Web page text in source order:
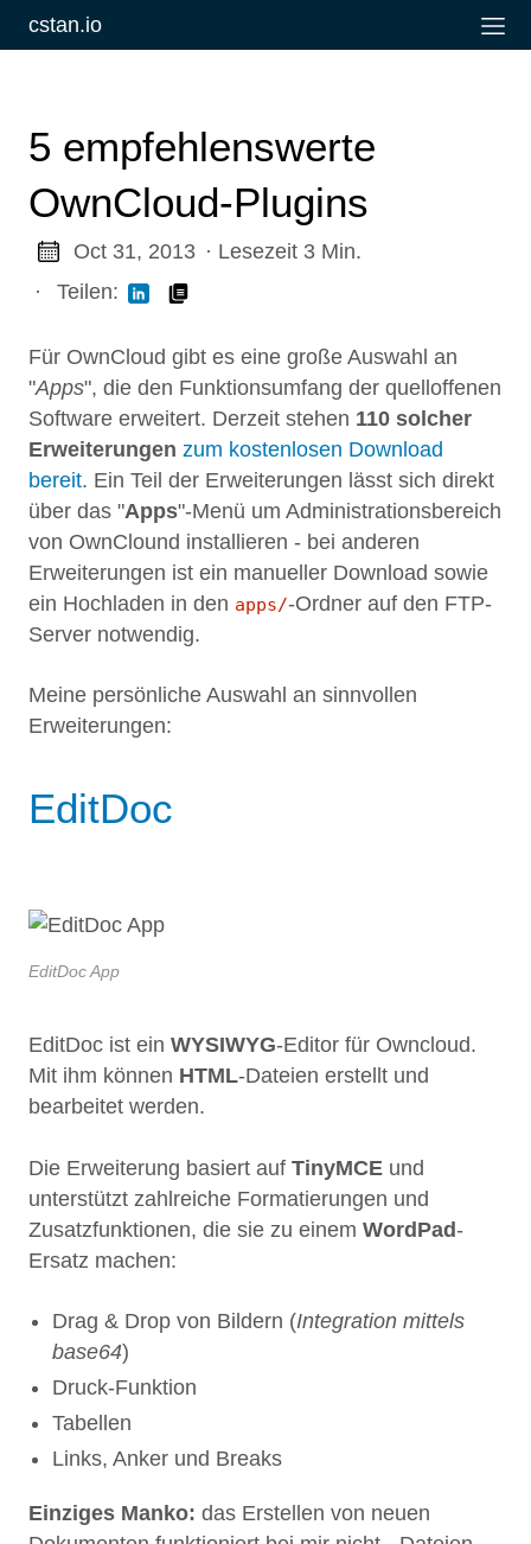
cstan.io
5 empfehlenswerte
OwnCloud-Plugins
Oct 31, 2013 · Lesezeit 3 Min.
·
Teilen:
Für OwnCloud gibt es eine große Auswahl an
"Apps", die den Funktionsumfang der quelloffenen
Software erweitert. Derzeit stehen 110 solcher
Erweiterungen zum kostenlosen Download
bereit. Ein Teil der Erweiterungen lässt sich direkt
über das "Apps"-Menü um Administrationsbereich
von OwnClound installieren - bei anderen
Erweiterungen ist ein manueller Download sowie
ein Hochladen in den apps/-Ordner auf den FTP-
Server notwendig.
Meine persönliche Auswahl an sinnvollen
Erweiterungen:
EditDoc
EditDoc App
EditDoc ist ein WYSIWYG-Editor für Owncloud.
Mit ihm können HTML-Dateien erstellt und
bearbeitet werden.
Die Erweiterung basiert auf TinyMCE und
unterstützt zahlreiche Formatierungen und
Zusatzfunktionen, die sie zu einem WordPad-
Ersatz machen:
Drag & Drop von Bildern (Integration mittels
base64)
Druck-Funktion
Tabellen
Links, Anker und Breaks
Einziges Manko: das Erstellen von neuen